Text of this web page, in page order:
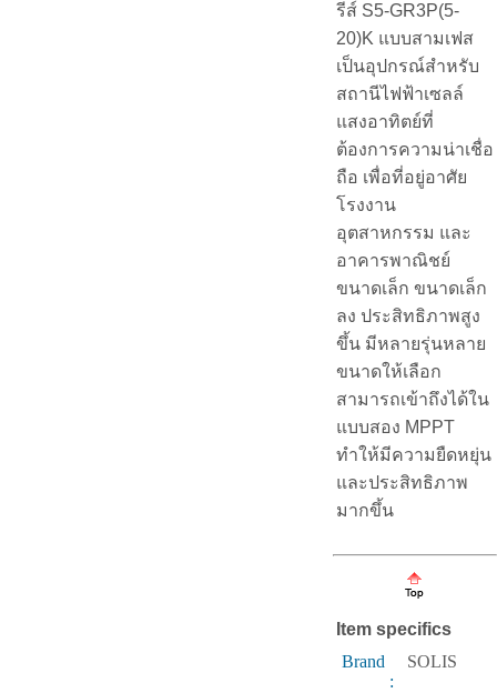
รีส์ S5-GR3P(5-
20)K แบบสามเฟส
เป็นอุปกรณ์สำหรับ
สถานีไฟฟ้าเซลล์
แสงอาทิตย์ที่
ต้องการความน่าเชื่อ
ถือ เพื่อที่อยู่อาศัย
โรงงาน
อุตสาหกรรม และ
อาคารพาณิชย์
ขนาดเล็ก ขนาดเล็ก
ลง ประสิทธิภาพสูง
ขึ้น มีหลายรุ่นหลาย
ขนาดให้เลือก
สามารถเข้าถึงได้ใน
แบบสอง MPPT
ทำให้มีความยืดหยุ่น
และประสิทธิภาพ
มากขึ้น
Item specifics
Brand
:
SOLIS